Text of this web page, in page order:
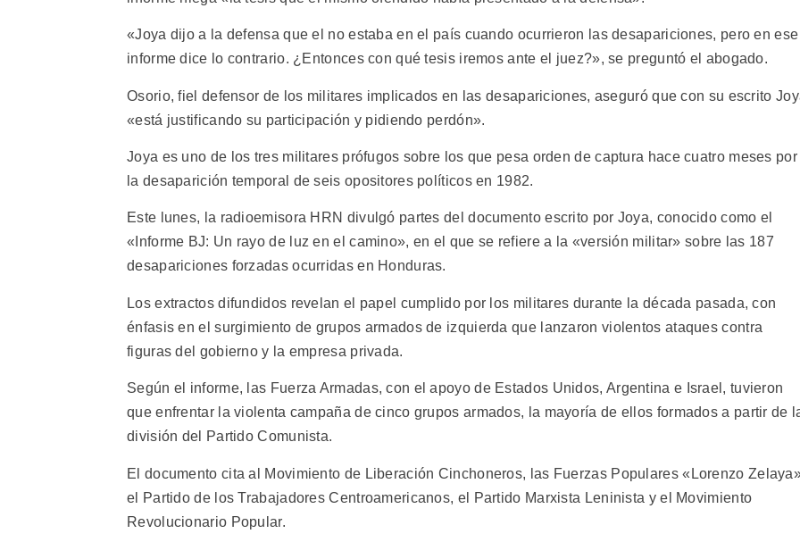
«Joya dijo a la defensa que el no estaba en el país cuando ocurrieron las desapariciones, pero en ese
informe dice lo contrario. ¿Entonces con qué tesis iremos ante el juez?», se preguntó el abogado.
Osorio, fiel defensor de los militares implicados en las desapariciones, aseguró que con su escrito
«está justificando su participación y pidiendo perdón».
Joya es uno de los tres militares prófugos sobre los que pesa orden de captura hace cuatro meses por
la desaparición temporal de seis opositores políticos en 1982.
Este lunes, la radioemisora HRN divulgó partes del documento escrito por Joya, conocido como el
«Informe BJ: Un rayo de luz en el camino», en el que se refiere a la «versión militar» sobre las 187
desapariciones forzadas ocurridas en Honduras.
Los extractos difundidos revelan el papel cumplido por los militares durante la década pasada, con
énfasis en el surgimiento de grupos armados de izquierda que lanzaron violentos ataques contra
figuras del gobierno y la empresa privada.
Según el informe, las Fuerza Armadas, con el apoyo de Estados Unidos, Argentina e Israel, tuvieron
que enfrentar la violenta campaña de cinco grupos armados, la mayoría de ellos formados a partir de
división del Partido Comunista.
El documento cita al Movimiento de Liberación Cinchoneros, las Fuerzas Populares «Lorenzo
el Partido de los Trabajadores Centroamericanos, el Partido Marxista Leninista y el Movimiento
Revolucionario Popular.